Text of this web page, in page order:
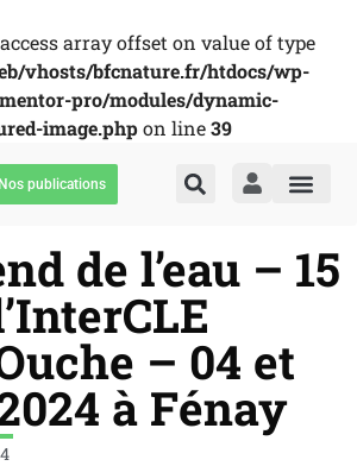
array offset on value of type
vhosts/bfcnature.fr/htdocs/wp-
pro/modules/dynamic-
image.phpon line39
Nos publications
de l’eau – 15
– 04 et
à Fénay